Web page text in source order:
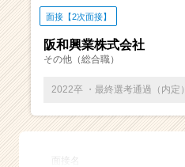
ベ
チ
ー・
成
面接【2次面接】
阪和興業株式会社
その他（総合職）
2022卒 ・最終選考通過（内定）
面接名